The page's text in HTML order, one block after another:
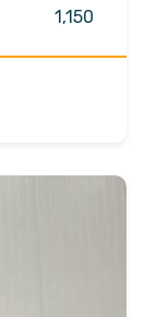
1,150